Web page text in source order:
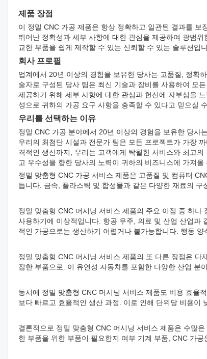
제품 장점
이 정밀 CNC 가공 제품은 항상 정확하고 일관된 결과를
뛰어난 정확성과 세부 사항에 대한 관심을 제공하여 광범
교한 부품을 쉽게 제작할 수 있는 신뢰할 수 있는 솔루션입
회사 프로필
업계에서 20년 이상의 경험을 보유한 당사는 고품질, 정확
술자로 구성된 당사 팀은 최신 기술과 장비를 사용하여 모
제공하기 위해 세부 사항에 대한 관심과 헌신에 자부심을
성으로 귀하의 가공 요구 사항을 충족할 수 있다고 믿으실
우리를 선택하는 이유
정밀 CNC 가공 분야에서 20년 이상의 경험을 보유한 당사
우리의 최첨단 시설과 전문가 팀은 모든 프로젝트가 가장
격적인 생산까지, 우리는 고객에게 탁월한 서비스와 최고
고 우수성을 향한 당사의 노력이 귀하의 비즈니스에 가져올
정밀 맞춤형 CNC 가공 서비스 제품은 고품질 및 컴퓨터
듭니다. 금속, 플라스틱 및 합성물과 같은 다양한 재료의 구
정밀 맞춤형 CNC 머시닝 서비스 제품의 주요 이점 중 하
사용하기에 이상적입니다. 항공 우주, 의료 및 산업 산업과
적인 가공으로는 생산하기 어렵거나 불가능합니다. 행동 양
정밀 맞춤형 CNC 머시닝 서비스 제품의 또 다른 장점은
잡한 부품으로. 이 유연성 자동차를 포함한 다양한 산업 분
동시에 정밀 맞춤형 CNC 머시닝 서비스 제품도 비용 효율
보다 빠르고 효율적인 생산 과정. 이로 인해 단위당 비용이
결론적으로 정밀 맞춤형 CNC 머시닝 서비스 제품은 수많
한 부품을 위한 부품이 필요한지 여부 기계 부품, CNC 가